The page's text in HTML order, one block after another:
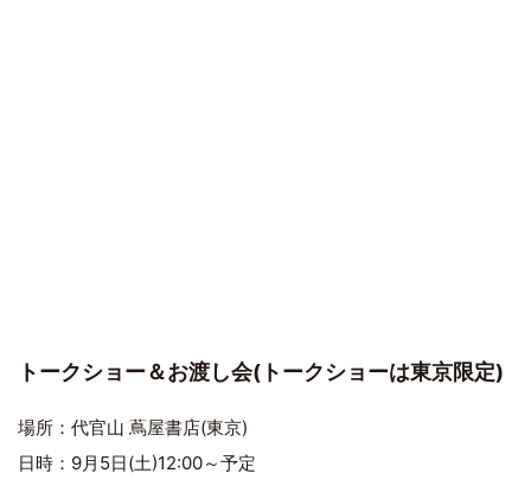
トークショー＆お渡し会(トークショーは東京限定)
場所：代官山 蔦屋書店(東京)
日時：9月5日(土)12:00～予定